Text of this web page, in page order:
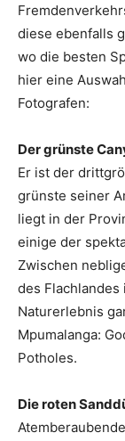
diese ebenfalls
wo die besten
hier eine
Fotografen:
Der grünste
Er ist der
grünste seiner
liegt in der
einige der
Zwischen
des
Naturerlebnis
Mpumalanga:
Potholes.
Die roten